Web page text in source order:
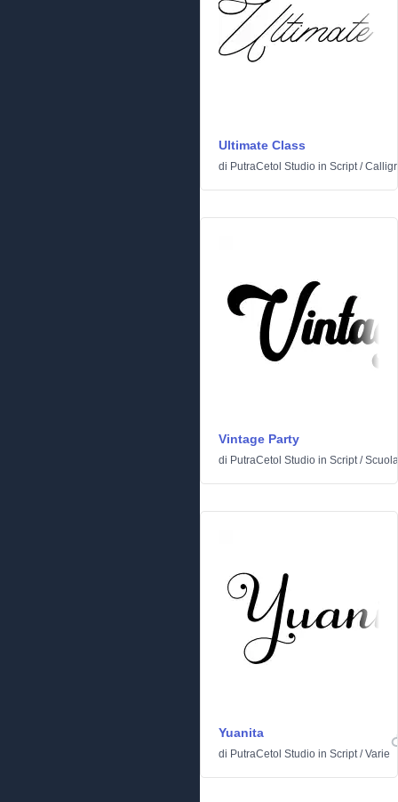
Ultimate Class
di PutraCetol Studio in Script/
Vintage Party
di PutraCetol Studio in Script/Scuola
Yuanita
di PutraCetol Studio in Script/Varie